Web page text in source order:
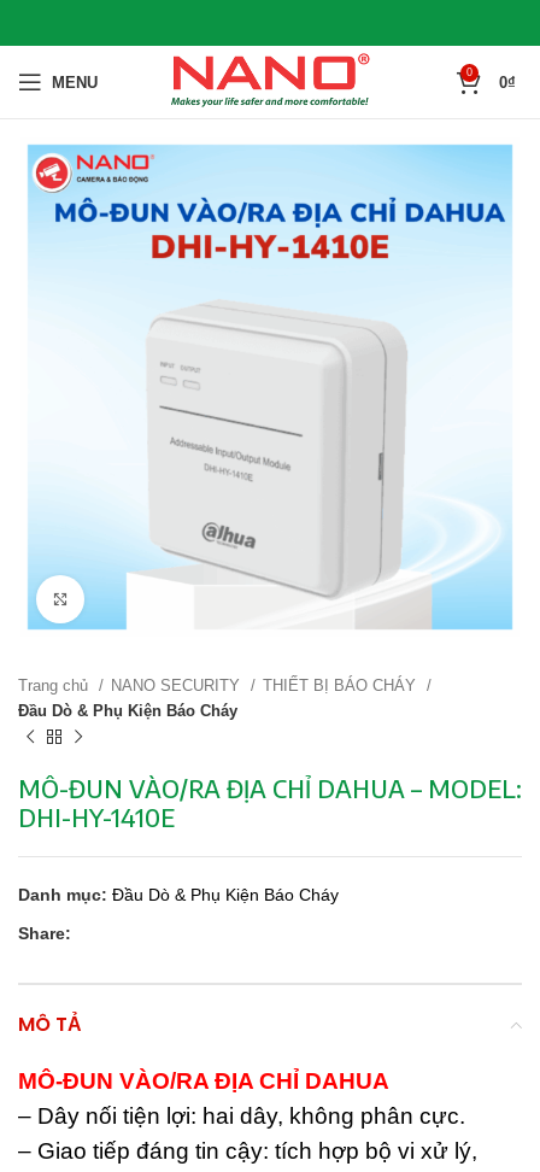
MENU
0
0₫
Trang chủ NANO SECURITY
THIẾT BỊ BÁO CHÁY
Đầu Dò & Phụ Kiện Báo Cháy
MÔ-ĐUN VÀO/RA ĐỊA CHỈ DAHUA – MODEL:
DHI-HY-1410E
Danh mục: Đầu Dò & Phụ Kiện Báo Cháy
Share:
MÔ TẢ
MÔ-ĐUN VÀO/RA ĐỊA CHỈ DAHUA
– Dây nối tiện lợi: hai dây, không phân cực.
– Giao tiếp đáng tin cậy: tích hợp bộ vi xử lý,